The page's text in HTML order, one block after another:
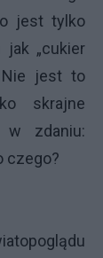
jest tylko
jak „cukier
Nie jest to
skrajne
w zdaniu:
czego?